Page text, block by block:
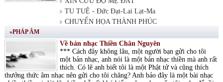
TU TUỆ - Đức Đạt-Lai Lạt-Ma
CHUYỂN HỌA THÀNH PHÚC
»PHÁP ÂM
Về bản nhạc Thiền Chân Nguyên
*** Cách đây không lâu, một người bạn gửi cho tôi
một bản nhạc, anh nói là một bản nhạc thiền mà anh rất
thích. Có lẽ anh biết tôi là một Phật tử và cũng thích
thưởng thức âm nhạc nên gửi cho tôi chăng? Anh bảo đây là một bài nhạc